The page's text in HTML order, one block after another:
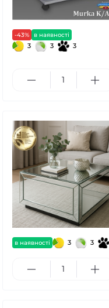
-43% в наявності
3 3 3
в наявності 3 3